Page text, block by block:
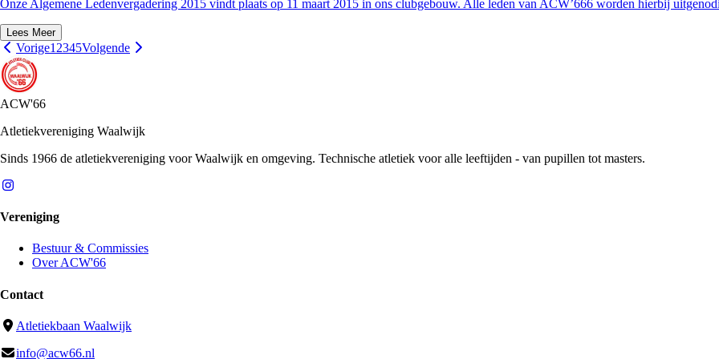
Onze Algemene Ledenvergadering 2015 vindt plaats op 11 maart 2015 in ons clubgebouw. Alle leden van ACW’666 worden hierbij
Lees Meer
Vorige1 2345Volgende
ACW'66
Atletiekvereniging Waalwijk
Sinds 1966 de atletiekvereniging voor Waalwijk en omgeving. Technische atletiek voor alle leeftijden - van pupillen tot masters.
Vereniging
Bestuur & Commissies
Over ACW'66
Contact
Atletiekbaan Waalwijk
info@acw66.nl